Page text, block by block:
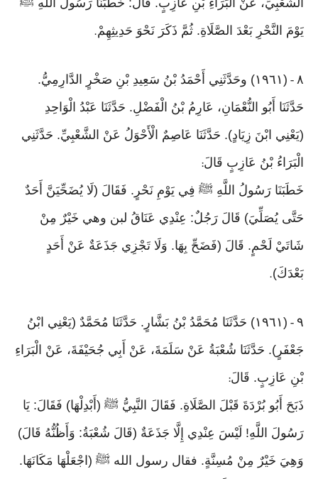
الشَّعْبِيِّ، عَنْ الْبَرَاءِ بْنِ عَازِبٍ. قَالَ: خَطَبَنَا رَسُولُ اللَّهِ ﷺ
يَوْمَ النَّحْرِ بَعْدَ الصَّلَاةِ. ثُمَّ ذَكَرَ نَحْوَ حَدِيثِهِمْ.
٨ -
(١٩٦١) وحَدَّثَنِي أَحْمَدُ بْنُ سَعِيدِ بْنِ صَخْرٍ الدَّارِمِيُّ.
حَدَّثَنَا أَبُو النُّعْمَانِ، عَارِمُ بْنُ الْفَضْلِ. حَدَّثَنَا عَبْدُ الْوَاحِدِ
(يَعْنِي ابْنَ زِيَادٍ). حَدَّثَنَا عَاصِمٌ الْأَحْوَلُ عَنْ الشَّعْبِيِّ. حَدَّثَنِي
الْبَرَاءُ بْنُ عَازِبٍ قَالَ:
خَطَبَنَا رَسُولُ اللَّهِ ﷺ فِي يَوْمِ نَحْرٍ. فَقَالَ (لَا يُضَحِّيَنَّ أَحَدٌ
حَتَّى يُصَلِّيَ) قَالَ رَجُلٌ: عِنْدِي عَنَاقُ لبن وهي خَيْرٌ مِنْ
شَاتَيْ لَحْمٍ. قَالَ (فَضَحِّ بِهَا. وَلَا تَجْزِي جَذَعَةٌ عَنْ أَحَدٍ
بَعْدَكَ).
٩ -
(١٩٦١) حَدَّثَنَا مُحَمَّدُ بْنُ بَشَّارٍ. حَدَّثَنَا مُحَمَّدٌ (يَعْنِي ابْنُ
جَعْفَرٍ). حَدَّثَنَا شُعْبَةُ عَنْ سَلَمَةَ، عَنْ أَبِي جُحَيْفَةَ، عَنْ الْبَرَاءِ
بْنِ عَازِبٍ. قَالَ:
ذَبَحَ أَبُو بُرْدَةَ قَبْلَ الصَّلَاةِ. فَقَالَ النَّبِيُّ ﷺ (أَبْدِلْهَا) فَقَالَ: يَا
رَسُولَ اللَّهِ! لَيْسَ عِنْدِي إِلَّا جَذَعَةٌ (قَالَ شُعْبَةُ: وَأَظُنُّهُ قَالَ)
وَهِيَ خَيْرٌ مِنْ مُسِنَّةٍ. فقال رسول الله ﷺ (اجْعَلْهَا مَكَانَهَا.